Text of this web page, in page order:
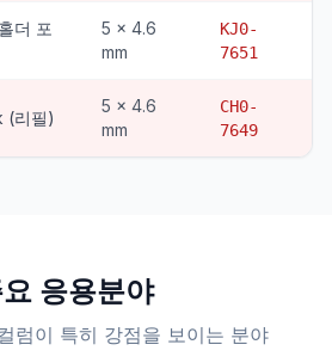
더 포
5 x 4.6
mm
KJ0-
7651
(리필)
5 x 4.6
mm
CH0-
7649
응용분야
럼이 특히 강점을 보이는 분야